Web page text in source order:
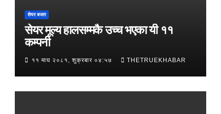
शेयर बजार
सेयर मूल्य हालसम्मकै उच्च भएका यी ११
कम्पनी
११ माघ २०८१, शुक्रबार ०४:५७ THETRUEKHABAR